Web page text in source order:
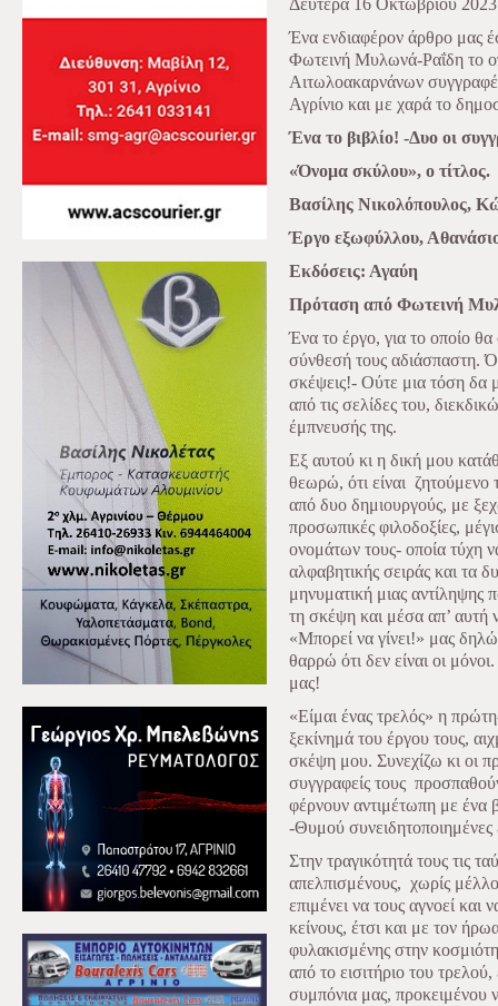
Δευτέρα 16 Οκτωβρίου 2023
Ένα ενδιαφέρον άρθρο μας
Φωτεινή Μυλωνά-Ραΐδη το
Αιτωλοακαρνάνων
Αγρίνιο και με χαρά το
Ένα το βιβλίο! -Δυο οι
«Όνομα σκύλου», ο τίτλος.
Βασίλης Νικολόπουλος,
Έργο εξωφύλλου,
Εκδόσεις: Αγαύη
Πρόταση από Φωτεινή
Ένα το έργο, για το οποίο
σύνθεσή τους αδιάσπαστη.
σκέψεις!- Ούτε μια τόση δα
από τις σελίδες του,
έμπνευσής της.
Εξ αυτού κι η δική μου
θεωρώ, ότι είναι ζητούμενο
από δυο δημιουργούς, με
προσωπικές φιλοδοξίες,
ονομάτων τους- οποία τύχη
αλφαβητικής σειράς και τα
μηνυματική μιας αντίληψης
τη σκέψη και μέσα απ’ αυτή
«Μπορεί να γίνει!» μας
θαρρώ ότι δεν είναι οι
μας!
«Είμαι ένας τρελός» η
ξεκίνημά του έργου τους,
σκέψη μου. Συνεχίζω κι οι
συγγραφείς τους
φέρνουν αντιμέτωπη με ένα
-Θυμού συνειδητοποιημένες
Στην τραγικότητά τους τις
απελπισμένους, χωρίς
επιμένει να τους αγνοεί
κείνους, έτσι και με τον
φυλακισμένης στην
από το εισιτήριο του
συμπόνια μας, προκειμένου